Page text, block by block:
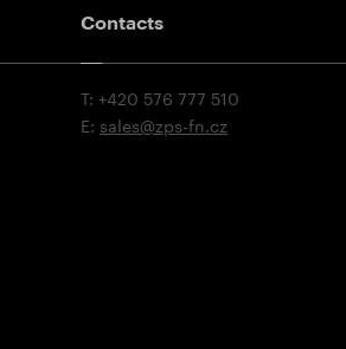
Contacts
T: +420 576 777 510
E: sales@zps-fn.cz